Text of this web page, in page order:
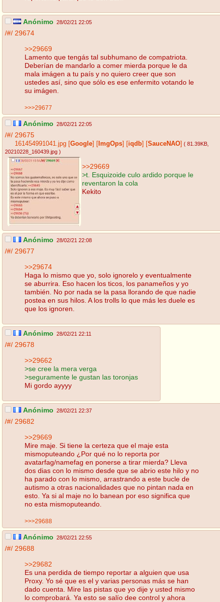
Anónimo 28/02/21 22:05
/#/ 29674
>>29669
Lamento que tengás tal subhumano de compatriota.
Deberían de mandarlo a comer mierda porque le da
mala imágen a tu país y no quiero creer que son
ustedes así, sino que sólo es ese enfermito votando le
su imágen.
>>>29677
Anónimo 28/02/21 22:05
/#/ 29675
161454991041.jpg Google ImgOps iqdb SauceNAO ( 81.39KB
20210228_160439.jpg )
>>29669
>t. Esquizoide culo ardido porque le
reventaron la cola
Kekito
Anónimo 28/02/21 22:08
/#/ 29677
>>29674
Haga lo mismo que yo, solo ignorelo y eventualmente
se aburrira. Eso hacen los ticos, los panameños y yo
también. No por nada se la pasa llorando de que nadie
postea en sus hilos. A los trolls lo que más les duele es
que los ignoren.
Anónimo 28/02/21 22:11
/#/ 29678
>>29662
>se cree la mera verga
>seguramente le gustan las toronjas
Mi gordo ayyyy
Anónimo 28/02/21 22:37
/#/ 29682
>>29669
Mire maje. Si tiene la certeza que el maje esta
mismoputeando ¿Por qué no lo reporta por
avatarfag/namefag en ponerse a tirar mierda? Lleva
dos dias con lo mismo desde que se abrio este hilo y no
ha parado con lo mismo, arrastrando a este bucle de
autismo a otras nacionalidades que no pintan nada en
esto. Ya si al maje no lo banean por eso significa que
no esta mismoputeando.
>>>29688
Anónimo 28/02/21 22:55
/#/ 29688
>>29682
Es una perdida de tiempo reportar a alguien que usa
Proxy. Yo sé que es el y varias personas más se han
dado cuenta. Mire las pistas que yo dije y usted mismo
lo comprobará. Ya esto se salío dee control y ahora